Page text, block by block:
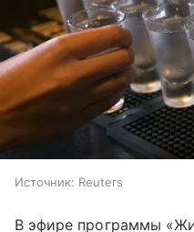
Источник: Reuters
В эфире программы